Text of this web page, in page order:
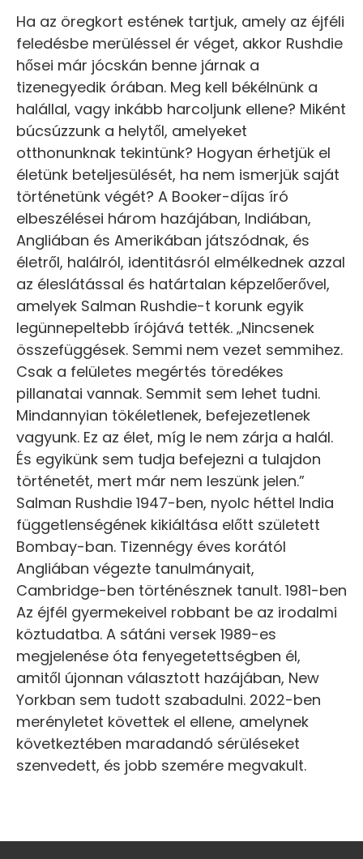
Ha az öregkort estének tartjuk, amely az éjféli
feledésbe merüléssel ér véget, akkor Rushdie
hősei már jócskán benne járnak a
tizenegyedik órában. Meg kell békélnünk a
halállal, vagy inkább harcoljunk ellene? Miként
búcsúzzunk a helytől, amelyeket
otthonunknak tekintünk? Hogyan érhetjük el
életünk beteljesülését, ha nem ismerjük saját
történetünk végét? A Booker-díjas író
elbeszélései három hazájában, Indiában,
Angliában és Amerikában játszódnak, és
életről, halálról, identitásról elmélkednek azzal
az éleslátással és határtalan képzelőerővel,
amelyek Salman Rushdie-t korunk egyik
legünnepeltebb írójává tették. „Nincsenek
összefüggések. Semmi nem vezet semmihez.
Csak a felületes megértés töredékes
pillanatai vannak. Semmit sem lehet tudni.
Mindannyian tökéletlenek, befejezetlenek
vagyunk. Ez az élet, míg le nem zárja a halál.
És egyikünk sem tudja befejezni a tulajdon
történetét, mert már nem leszünk jelen.”
Salman Rushdie 1947-ben, nyolc héttel India
függetlenségének kikiáltása előtt született
Bombay-ban. Tizennégy éves korától
Angliában végezte tanulmányait,
Cambridge-ben történésznek tanult. 1981-ben
Az éjfél gyermekeivel robbant be az irodalmi
köztudatba. A sátáni versek 1989-es
megjelenése óta fenyegetettségben él,
amitől újonnan választott hazájában, New
Yorkban sem tudott szabadulni. 2022-ben
merényletet követtek el ellene, amelynek
következtében maradandó sérüléseket
szenvedett, és jobb szemére megvakult.